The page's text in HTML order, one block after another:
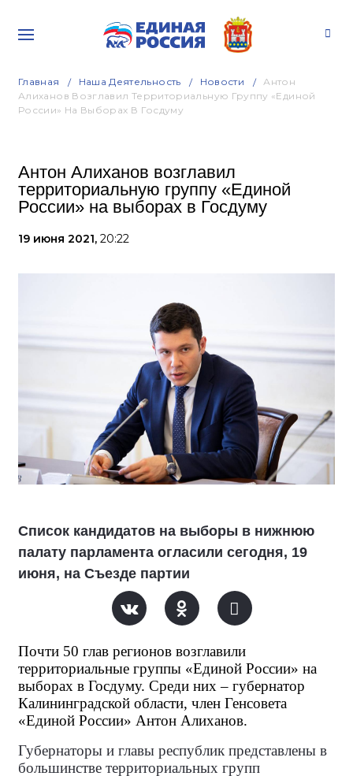
Главная Наша Деятельность Новости
Антон
Алиханов Возглавил Территориальную Группу «Единой
России» На Выборах В Госдуму
Антон Алиханов возглавил
территориальную группу «Единой
России» на выборах в Госдуму
19 июня 2021, 20:22
Список кандидатов на выборы в нижнюю
палату парламента огласили сегодня, 19
июня, на Съезде партии
Почти 50 глав регионов возглавили
территориальные группы «Единой России» на
выборах в Госдуму. Среди них – губернатор
Калининградской области, член Генсовета
«Единой России» Антон Алиханов.
Губернаторы и главы республик представлены в
большинстве территориальных групп